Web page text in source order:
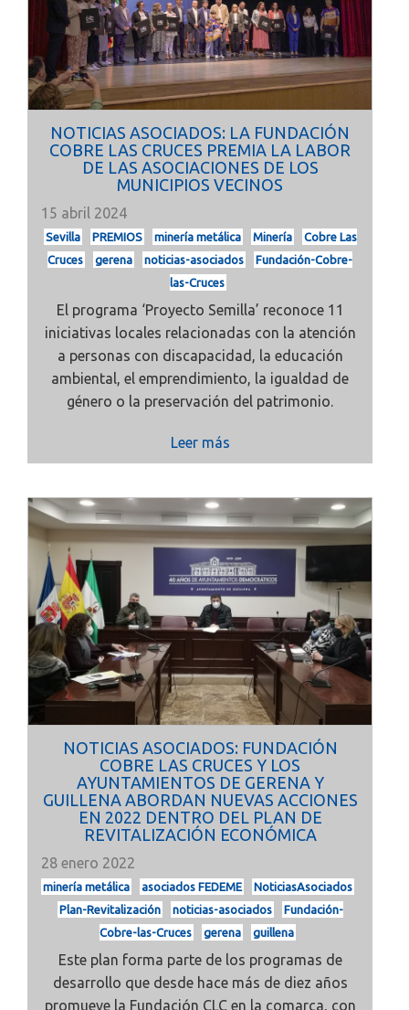
NOTICIAS ASOCIADOS: LA FUNDACIÓN
COBRE LAS CRUCES PREMIA LA LABOR
DE LAS ASOCIACIONES DE LOS
MUNICIPIOS VECINOS
15 abril 2024
Sevilla PREMIOS minería metálica Minería
Cobre Las
Cruces
gerena noticias-asociados
Fundación-Cobre-
las-Cruces
El programa ‘Proyecto Semilla’ reconoce 11
iniciativas locales relacionadas con la atención
a personas con discapacidad, la educación
ambiental, el emprendimiento, la igualdad de
género o la preservación del patrimonio.
Leer más
NOTICIAS ASOCIADOS: FUNDACIÓN
COBRE LAS CRUCES Y LOS
AYUNTAMIENTOS DE GERENA Y
GUILLENA ABORDAN NUEVAS ACCIONES
EN 2022 DENTRO DEL PLAN DE
REVITALIZACIÓN ECONÓMICA
28 enero 2022
minería metálica asociados FEDEME
NoticiasAsociados
Plan-Revitalización
noticias-asociados
Fundación-
Cobre-las-Cruces
gerena guillena
Este plan forma parte de los programas de
desarrollo que desde hace más de diez años
promueve la Fundación CLC en la comarca, con